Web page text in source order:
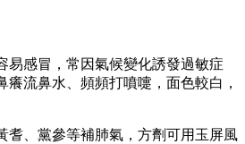
易感冒，常因氣候變化誘發過敏症
癢流鼻水、頻頻打噴嚏，面色較白，
耆、黨參等補肺氣，方劑可用玉屏風